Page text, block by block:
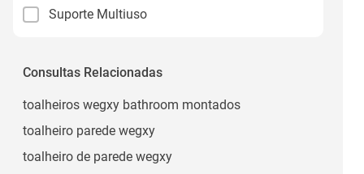
Suporte Multiuso
Consultas Relacionadas
toalheiros wegxy bathroom montados
toalheiro parede wegxy
toalheiro de parede wegxy